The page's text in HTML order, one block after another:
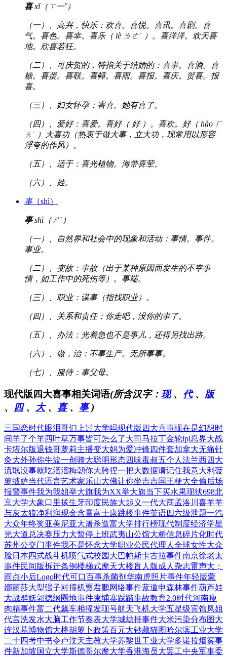
喜xǐ（ㄒ一ˇ）
（一）、高兴，快乐：欢喜。喜悦。喜讯。喜剧。喜
气。喜色。喜幸。喜乐（ lè ㄌㄜˋ ）。喜洋洋。欢天喜
地。欣喜若狂。
（二）、可庆贺的，特指关于结婚的：喜事。喜酒。喜
糖。喜蛋。喜联。喜幛。喜雨。喜报。喜庆。贺喜。报
喜。
（三）、妇女怀孕：害喜。她有喜了。
（四）、爱好：喜爱。喜好（ 好 ）。喜欢。好（ hào ㄏ
ㄠˋ ）大喜功（热衷于做大事，立大功，现常用以形容
浮夸的作风）。
（五）、适于：喜光植物。海带喜荤。
（六）、姓。
事（shì）
事shì（ㄕˋ）
（一）、自然界和社会中的现象和活动：事情。事件。
事业。
（二）、变故：事故（出于某种原因而发生的不幸事
情，如工作中的死伤等）。事端。
（三）、职业：谋事（指找职业）。
（四）、关系和责任：你走吧，没你的事了。
（五）、办法：光着急也不是事儿，还得另找出路。
（六）、做，治：不事生产。无所事事。
（七）、服侍：事父母。
现代版四大喜事相关词语(所含汉字： 现、 代、 版
、 四、 大、 喜、 事)
三国恋时代眼泪哥们上过大学吗现代版四大喜事现在是幻想时
间羊了个羊四叶草万事皆可怎么了大司马拉丁金轮lpl忍界大战
卡塔尔版退钱哥萝莉主播变大妈为爱冲锋四件套加拿大无痛针
灸大外孙你牛波一创骑大聪明形态四味毒叔五个人 法兰西四大
流氓没事就吃溜溜梅朝你大胯捏一把大数据请记住我意大利菠
萝披萨当代语言艺术家乐山大佛让你坐吉吉国王梗大全偷后场
报警事件我为我姐举大旗我为XX举大旗当下买水果现状698北
京大学大象口里拔生牙印度民族大起义一代大商孟洛川 喜羊羊
与灰太狼净利润现金含量富士康跳楼事件英语四六级泄题一汽
大众年终奖亚美尼亚大屠杀造富大学排行榜现代制度经济学星
光大道总决赛压力大暂停上班武夷山公馆大桥信息碎片化时代
苏州公交门事件我不是怀念大学职业公民代理人 全球女性大众
脸日本四式战斗机喷气式校园大巴帕斯卡古拉事件南京徐老太
事件民间版拆迁条例楼梯式摩天大楼盲人版成人杂志雷声大；
雨点小后Logo时代可口百事杀菌剂 华南虎照片事件年轻版蒙
娜丽莎大型强子对撞机贾君鹏网络事件蓝道申森林事件葫芦娃
大战群妖郭德纲圈地事件柬埔寨踩踏事故教育2.0时代河南瘦
肉精事件富二代飙车相撞发现号航天飞机大学五星级宾馆凤姐
代言洗发水大脑工作节奏表大学城劫持事件大米污染分布图大
连汉墓博物馆大棒胡萝卜政策百元大钞藏猫图哈尔滨工业大学
二十四考中书令卢汶天主教大学苏黎世工业大学多诺拉烟雾事
件新加坡国立大学斯德哥尔摩大学香港海员大罢工中央军事委